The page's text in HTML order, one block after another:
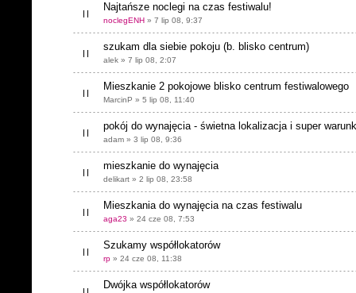
Najtańsze noclegi na czas festiwalu!
noclegENH » 7 lip 08, 9:37
szukam dla siebie pokoju (b. blisko centrum)
alek » 7 lip 08, 2:07
Mieszkanie 2 pokojowe blisko centrum festiwalowego
MarcinP » 5 lip 08, 11:40
pokój do wynajęcia - świetna lokalizacja i super
adam » 3 lip 08, 9:36
mieszkanie do wynajęcia
delikart » 2 lip 08, 23:58
Mieszkania do wynajęcia na czas festiwalu
aga23 » 24 cze 08, 7:53
Szukamy współlokatorów
rp » 24 cze 08, 11:38
Dwójka współlokatorów